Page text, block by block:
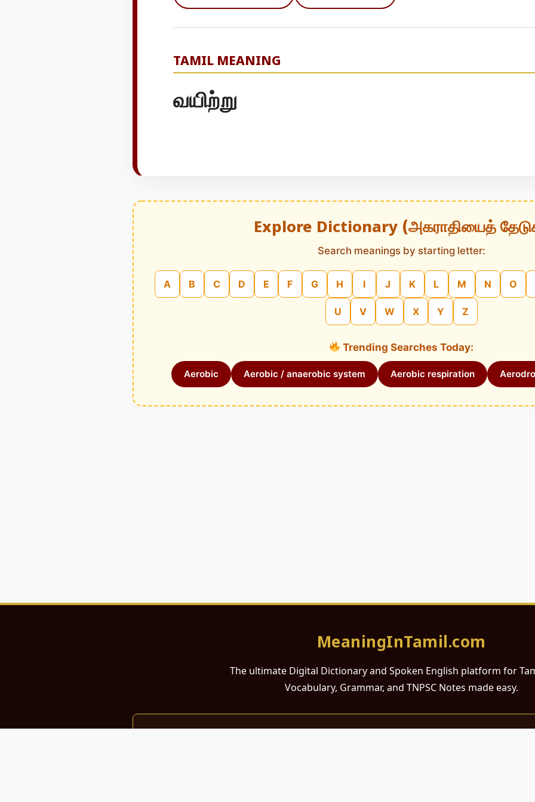
TAMIL MEANING
வயிற்று
Explore Dictionary (அகராதியைத்
Search meanings by starting letter:
A B C D E F G H I J K L M N O
U V W X Y Z
Trending Searches Today:
Aerobic Aerobic / anaerobic system Aerobic respiration
MeaningInTamil.com
The ultimate Digital Dictionary and Spoken English platform for
Vocabulary, Grammar, and TNPSC Notes made easy.